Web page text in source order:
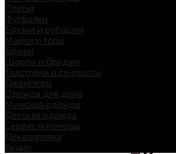
Платья
Футболки
Блузки и рубашки
Майки и топы
Брюки
Шорты и бриджи
Толстовки и свитшоты
Джемперы
Одежда для дома
Мужская одежда
Детская одежда
Сервис и помощь
Декатировка
Акции